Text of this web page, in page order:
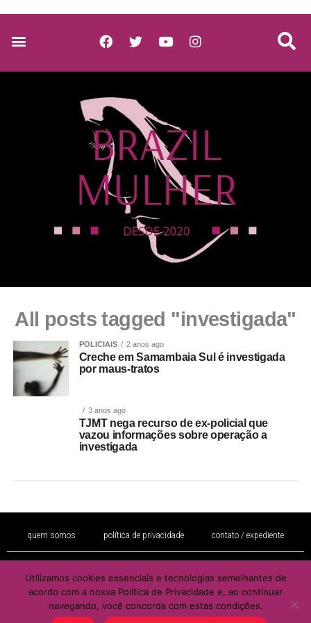
All posts tagged "investigada"
POLICIAIS 2 anos ago
Creche em Samambaia Sul é investigada
por maus-tratos
3 anos ago
TJMT nega recurso de ex-policial que
vazou informações sobre operação a
investigada
quem somos política de privacidade contato / expediente
É proibida a reprodução total ou parcial de seu conteúdo sem a autorização
por escrito do autor e / ou editor
Copyright © 2022 - Todos os direitos reservados ao PORTAL BRAZIL
Utilizamos cookies essenciais e tecnologias semelhantes de
acordo com a nossa Política de Privacidade e, ao continuar
navegando, você concorda com estas condições.